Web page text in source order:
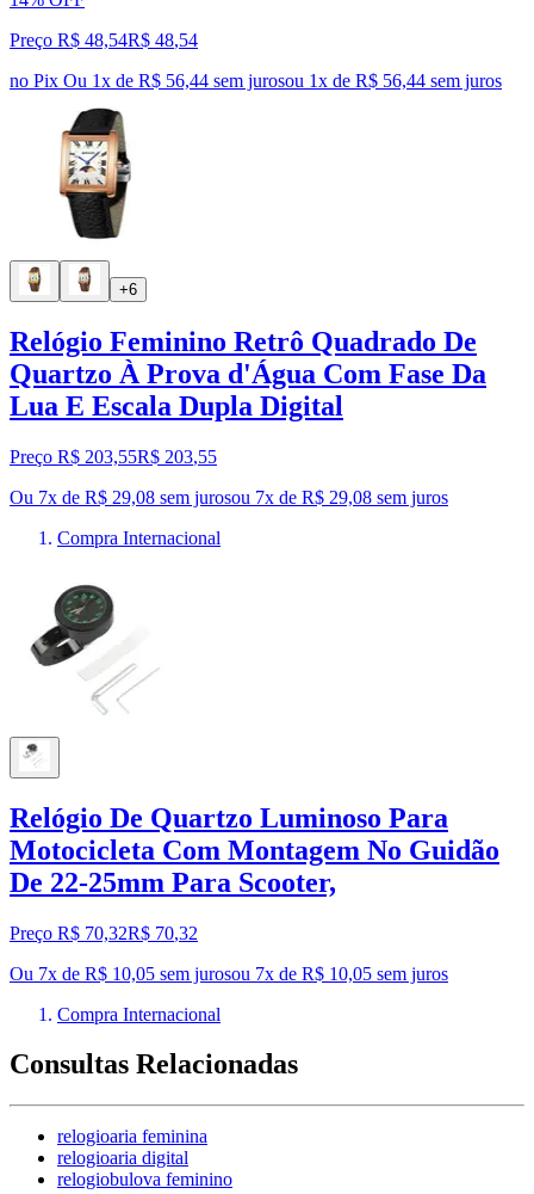
Preço R$ 48,54R$ 48,54
no Pix Ou 1x de R$ 56,44 sem jurosou 1x de R$ 56,44 sem juros
+6
Relógio Feminino Retrô Quadrado De
Quartzo À Prova d'Água Com Fase Da
Lua E Escala Dupla Digital
Preço R$ 203,55R$ 203,55
Ou 7x de R$ 29,08 sem jurosou 7x de R$ 29,08 sem juros
Compra Internacional
Relógio De Quartzo Luminoso Para
Motocicleta Com Montagem No Guidão
De 22-25mm Para Scooter,
Preço R$ 70,32R$ 70,32
Ou 7x de R$ 10,05 sem jurosou 7x de R$ 10,05 sem juros
Compra Internacional
Consultas Relacionadas
relogioaria feminina
relogioaria digital
relogiobulova feminino